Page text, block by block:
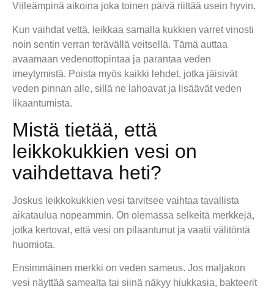
Viileämpinä aikoina joka toinen päivä riittää usein hyvin.
Kun vaihdat vettä, leikkaa samalla kukkien varret vinosti
noin sentin verran terävällä veitsellä. Tämä auttaa
avaamaan vedenottopintaa ja parantaa veden
imeytymistä. Poista myös kaikki lehdet, jotka jäisivät
veden pinnan alle, sillä ne lahoavat ja lisäävät veden
likaantumista.
Mistä tietää, että
leikkokukkien vesi on
vaihdettava heti?
Joskus leikkokukkien vesi tarvitsee vaihtaa tavallista
aikataulua nopeammin. On olemassa selkeitä merkkejä,
jotka kertovat, että vesi on pilaantunut ja vaatii välitöntä
huomiota.
Ensimmäinen merkki on veden sameus. Jos maljakon
vesi näyttää samealta tai siinä näkyy hiukkasia, bakteerit